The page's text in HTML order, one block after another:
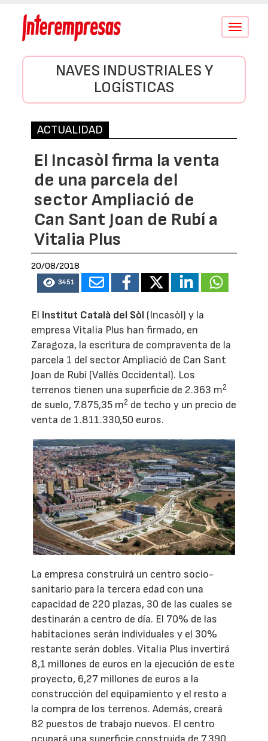
Conmutar
NAVES INDUSTRIALES Y
LOGÍSTICAS
ACTUALIDAD
El Incasòl firma la venta
de una parcela del
sector Ampliació de
Can Sant Joan de Rubí a
Vitalia Plus
20/08/2018
3451
El Institut Català del Sòl (Incasòl) y la
empresa Vitalia Plus han firmado, en
Zaragoza, la escritura de compraventa de la
parcela 1 del sector Ampliació de Can Sant
Joan de Rubí (Vallès Occidental). Los
terrenos tienen una superficie de 2.363 m2
de suelo, 7.875,35 m2 de techo y un precio de
venta de 1.811.330,50 euros.
La empresa construirá un centro socio-
sanitario para la tercera edad con una
capacidad de 220 plazas, 30 de las cuales se
destinarán a centro de día. El 70% de las
habitaciones serán individuales y el 30%
restante serán dobles. Vitalia Plus invertirá
8,1 millones de euros en la ejecución de este
proyecto, 6,27 millones de euros a la
construcción del equipamiento y el resto a
la compra de los terrenos. Además, creará
82 puestos de trabajo nuevos. El centro